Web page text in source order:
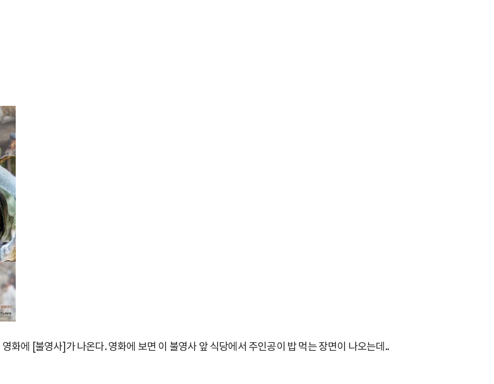
화에 [불영사]가 나온다. 영화에 보면 이 불영사 앞 식당에서 주인공이 밥 먹는 장면이 나오는데..